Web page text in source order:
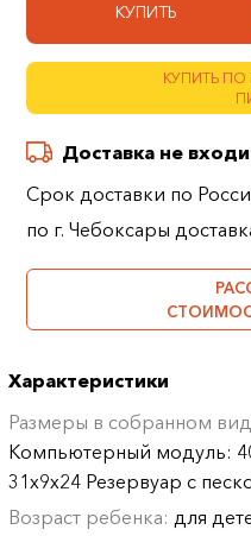
КУПИТЬ
КУПИТЬ ПО
Доставка не
Срок доставки по
по г. Чебоксары
Характеристики
Размеры в собранном
Компьютерный модуль:
31x9x24 Резервуар с
Возраст ребенка:для